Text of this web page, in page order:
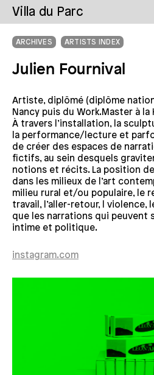
Villa du Parc
ARCHIVES ARTISTS INDEX
Julien Fournival
Artiste, diplômé (diplôme
Nancy puis du Work.Master à la
À travers l’installation, la
la performance/lecture et
de créer des espaces de
fictifs, au sein desquels
notions et récits. La position
dans les milieux de l’art
milieu rural et/ou populaire, le
travail, l’aller-retour, l violence,
que les narrations qui peuvent
intime et politique.
instagram.com